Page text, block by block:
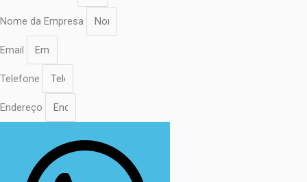
Nome da Empresa
Email
Telefone
Endereço